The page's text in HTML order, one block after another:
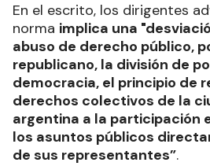
En el escrito, los dirigentes
norma implica una
abuso de derecho público,
republicano, la división de
democracia, el principio de
derechos colectivos de la
argentina a la participación
los asuntos públicos
de sus representantes”.